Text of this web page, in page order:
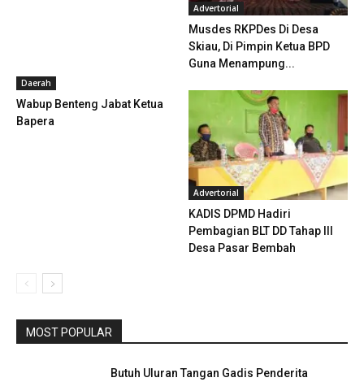
Advertorial
Musdes RKPDes Di Desa
Skiau, Di Pimpin Ketua BPD
Guna Menampung...
Daerah
Wabup Benteng Jabat Ketua
Bapera
Advertorial
KADIS DPMD Hadiri
Pembagian BLT DD Tahap III
Desa Pasar Bembah
MOST POPULAR
Butuh Uluran Tangan Gadis Penderita